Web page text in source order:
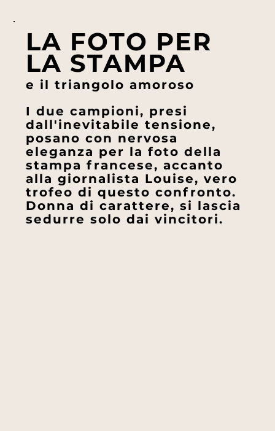
LA FOTO PER
LA STAMPA
e il triangolo amoroso
I due campioni, presi
dall'inevitabile tensione,
posano con nervosa
eleganza per la foto della
stampa francese, accanto
alla giornalista Louise, vero
trofeo di questo confronto.
Donna di carattere, si lascia
sedurre solo dai vincitori.